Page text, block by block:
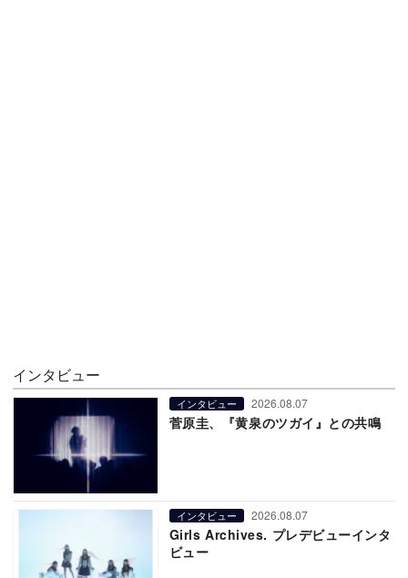
インタビュー
インタビュー 2026.08.07
菅原圭、『黄泉のツガイ』との共鳴
インタビュー 2026.08.07
Girls Archives. プレデビューインタ
ビュー